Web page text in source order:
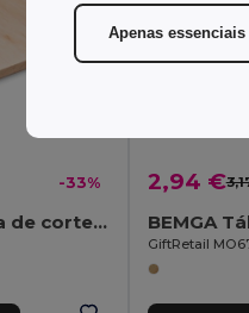
-33%
ELLWOOD LUX Tábua de corte madeira Amieiro
2,94 €
GiftRetail
Apenas essenciais